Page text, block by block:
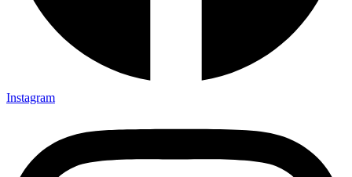
Instagram